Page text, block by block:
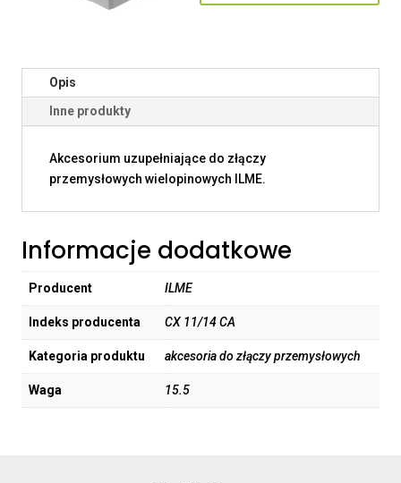
Opis
Inne produkty
Akcesorium uzupełniające do złączy
przemysłowych wielopinowych ILME.
Informacje dodatkowe
Producent ILME
Indeks producenta CX 11/14 CA
Kategoria produktu akcesoria do złączy przemysłowych
Waga 15.5